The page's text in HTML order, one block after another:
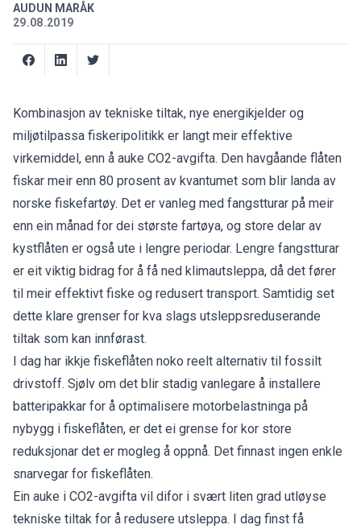
AUDUN MARÅK
29.08.2019
Kombinasjon av tekniske tiltak, nye energikjelder og
miljøtilpassa fiskeripolitikk er langt meir effektive
virkemiddel, enn å auke CO2-avgifta. Den havgåande flåten
fiskar meir enn 80 prosent av kvantumet som blir landa av
norske fiskefartøy. Det er vanleg med fangstturar på meir
enn ein månad for dei største fartøya, og store delar av
kystflåten er også ute i lengre periodar. Lengre fangstturar
er eit viktig bidrag for å få ned klimautsleppa, då det fører
til meir effektivt fiske og redusert transport. Samtidig set
dette klare grenser for kva slags utsleppsreduserande
tiltak som kan innførast.
I dag har ikkje fiskeflåten noko reelt alternativ til fossilt
drivstoff. Sjølv om det blir stadig vanlegare å installere
batteripakkar for å optimalisere motorbelastninga på
nybygg i fiskeflåten, er det ei grense for kor store
reduksjonar det er mogleg å oppnå. Det finnast ingen enkle
snarvegar for fiskeflåten.
Ein auke i CO2-avgifta vil difor i svært liten grad utløyse
tekniske tiltak for å redusere utsleppa. I dag finst få